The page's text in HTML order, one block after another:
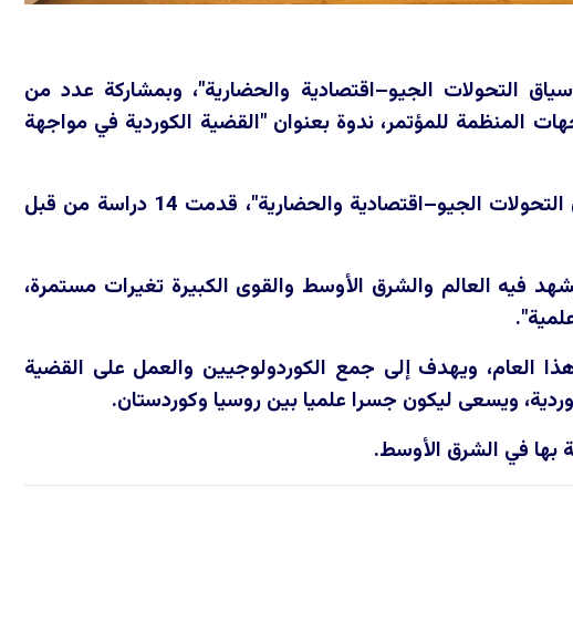
التحولات الجيو–اقتصادية والحضارية"، وبمشاركة عدد من
المنظمة للمؤتمر، ندوة بعنوان "القضية الكوردية في مواجهة
وخلال انعقاد المؤتمر الدولي السابع "العالم الاكثرية وروجآفا في سياق التحولات الجيو–اقتصادية والحضارية"، قدمت 14 دراسة من قبل
فيه العالم والشرق الأوسط والقوى الكبيرة تغيرات مستمرة،
العام، ويهدف إلى جمع الكوردولوجيين والعمل على القضية
ويسعى ليكون جسرا علميا بين روسيا وكوردستان.
بها في الشرق الأوسط.